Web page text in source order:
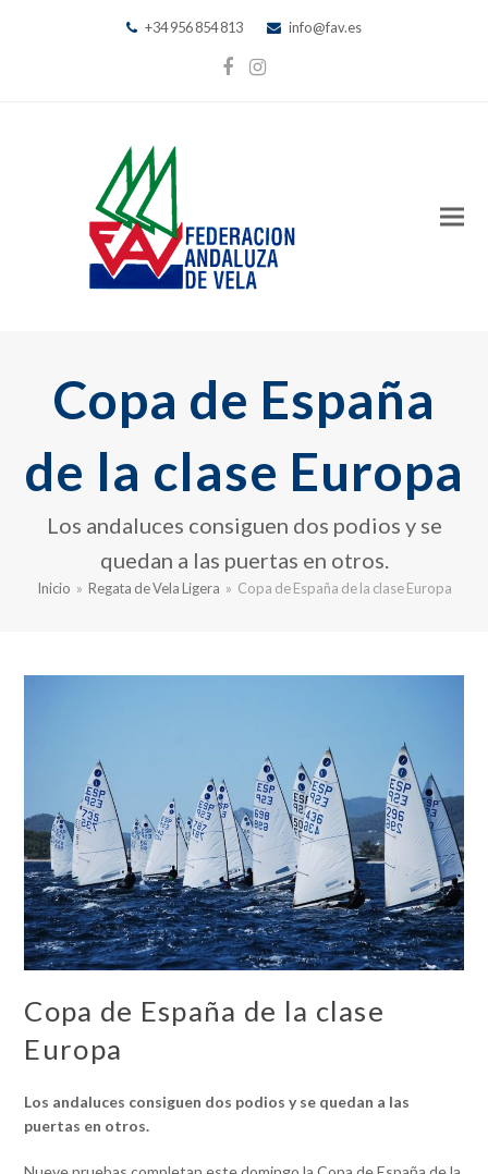
+34 956 854 813 info@fav.es
Facebook
Instagram
Copa de España
de la clase Europa
Los andaluces consiguen dos podios y se
quedan a las puertas en otros.
Inicio » Regata de Vela Ligera » Copa de España de la clase Europa
Copa de España de la clase
Europa
Los andaluces consiguen dos podios y se quedan a las
puertas en otros.